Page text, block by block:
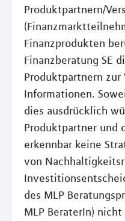
Produktpartnern/
Finanzprodukten
Finanzberatung SE
Produktpartnern
Informationen.
dies ausdrücklich
Produktpartner und
erkennbar keine
von
des MLP
MLP BeraterIn)